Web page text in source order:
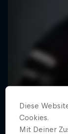
Diese
Cookies.
Mit Deiner